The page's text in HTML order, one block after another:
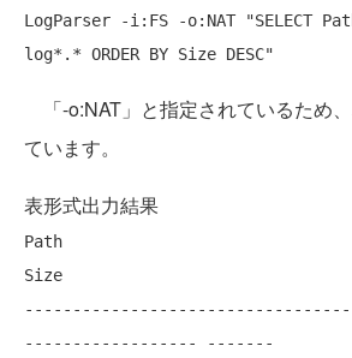
LogParser -i:FS -o:NAT "SELECT
log*.* ORDER BY Size DESC
「-o:NAT」と指定されているため
ています。
表形式出力結果
Path
Size
------------------ -------